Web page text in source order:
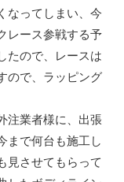
なってしまい、今
レース参戦する予
たので、レースは
ので、ラッピング
注業者様に、出張
まで何台も施工し
見させてもらって